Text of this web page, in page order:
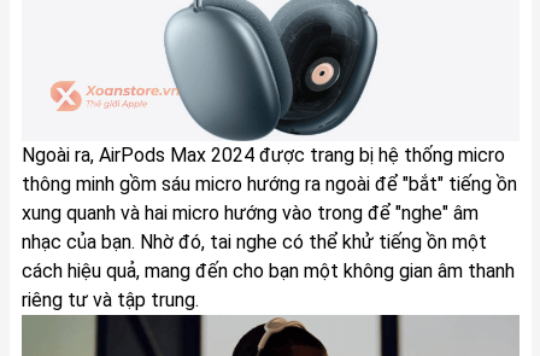
Ngoài ra, AirPods Max 2024 được trang bị hệ thống micro
thông minh gồm sáu micro hướng ra ngoài để "bắt" tiếng ồn
xung quanh và hai micro hướng vào trong để "nghe" âm
nhạc của bạn. Nhờ đó, tai nghe có thể khử tiếng ồn một
cách hiệu quả, mang đến cho bạn một không gian âm thanh
riêng tư và tập trung.